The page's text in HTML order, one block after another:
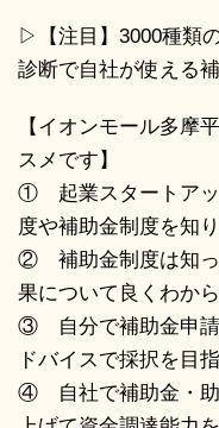
▷【注目】3000種類
診断で自社が使える
【イオンモール多摩
スメです】
① 起業スタートアッ
度や補助金制度を知
② 補助金制度は知っ
果について良くわか
③ 自分で補助金申請
ドバイスで採択を目
④ 自社で補助金・助